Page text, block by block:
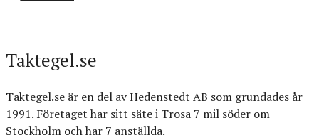
Taktegel.se
Taktegel.se är en del av Hedenstedt AB som grundades år
1991. Företaget har sitt säte i Trosa 7 mil söder om
Stockholm och har 7 anställda.